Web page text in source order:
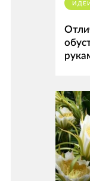
ИДЕИ